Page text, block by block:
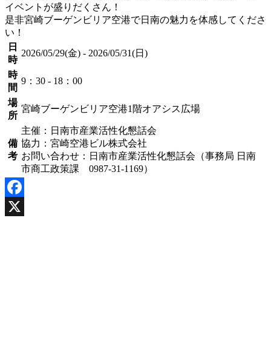
イベントが盛りだくさん！
是非宮崎ブーゲンビリア空港で日南の魅力を体感してくださ
い！
日
時
2026/05/29(金) - 2026/05/31(日)
時
間
9：30 - 18：00
場
所
宮崎ブーゲンビリア空港1階オアシス広場
備
考
主催：日南市産業活性化懇話会
協力：宮崎空港ビル株式会社
お問い合わせ：日南市産業活性化懇話会（事務局 日南
市商工政策課 0987-31-1169）
Facebook